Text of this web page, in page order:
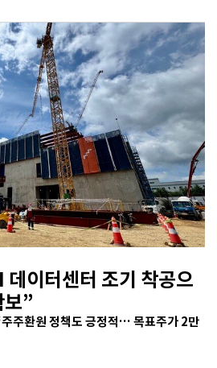
이터센터 조기 착공으
보”
주환원 정책도 긍정적… 목표주가 2만